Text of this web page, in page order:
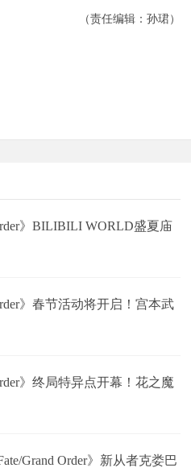
（责任编辑：孙珺）
》BILIBILI WORLD盛夏庙
》春节活动将开启！宫本武
》终局特异点开幕！花之魔
Grand Order》新从者克娄巴